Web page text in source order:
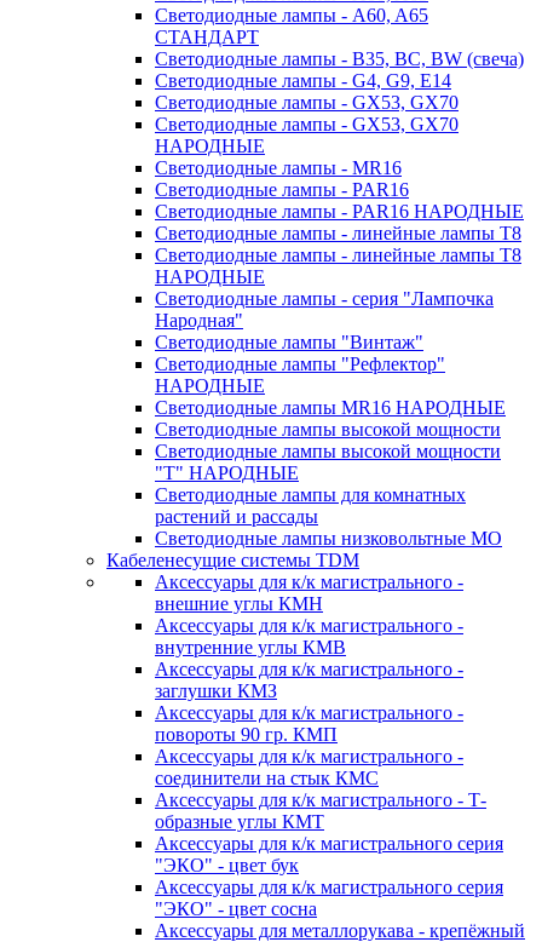
Светодиодные лампы - A60, A65
СТАНДАРТ
Светодиодные лампы - B35, BC, BW (свеча)
Светодиодные лампы - G4, G9, Е14
Светодиодные лампы - GX53, GX70
Светодиодные лампы - GX53, GX70
НАРОДНЫЕ
Светодиодные лампы - MR16
Светодиодные лампы - PAR16
Светодиодные лампы - PAR16 НАРОДНЫЕ
Светодиодные лампы - линейные лампы T8
Светодиодные лампы - линейные лампы T8
НАРОДНЫЕ
Светодиодные лампы - серия "Лампочка
Народная"
Светодиодные лампы "Винтаж"
Светодиодные лампы "Рефлектор"
НАРОДНЫЕ
Светодиодные лампы MR16 НАРОДНЫЕ
Светодиодные лампы высокой мощности
Светодиодные лампы высокой мощности
"Т" НАРОДНЫЕ
Светодиодные лампы для комнатных
растений и рассады
Светодиодные лампы низковольтные МО
Кабеленесущие системы TDM
Аксессуары для к/к магистрального -
внешние углы КМН
Аксессуары для к/к магистрального -
внутренние углы КМВ
Аксессуары для к/к магистрального -
заглушки КМЗ
Аксессуары для к/к магистрального -
повороты 90 гр. КМП
Аксессуары для к/к магистрального -
соединители на стык КМС
Аксессуары для к/к магистрального - Т-
образные углы КМТ
Аксессуары для к/к магистрального серия
"ЭКО" - цвет бук
Аксессуары для к/к магистрального серия
"ЭКО" - цвет сосна
Аксессуары для металлорукава - крепёжный